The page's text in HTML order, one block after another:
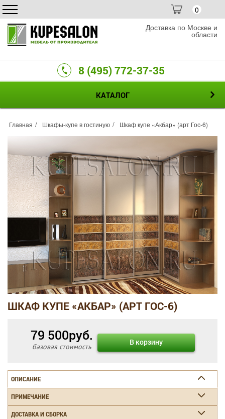
0
Доставка по Москве и
области
8 (495) 772-37-35
КАТАЛОГ
Главная Шкафы-купе в гостиную Шкаф купе «Акбар» (арт Гос-6)
ШКАФ КУПЕ «АКБАР» (АРТ ГОС-6)
79 500руб.
базовая стоимость В корзину
ОПИСАНИЕ
ПРИМЕЧАНИЕ
ДОСТАВКА И СБОРКА